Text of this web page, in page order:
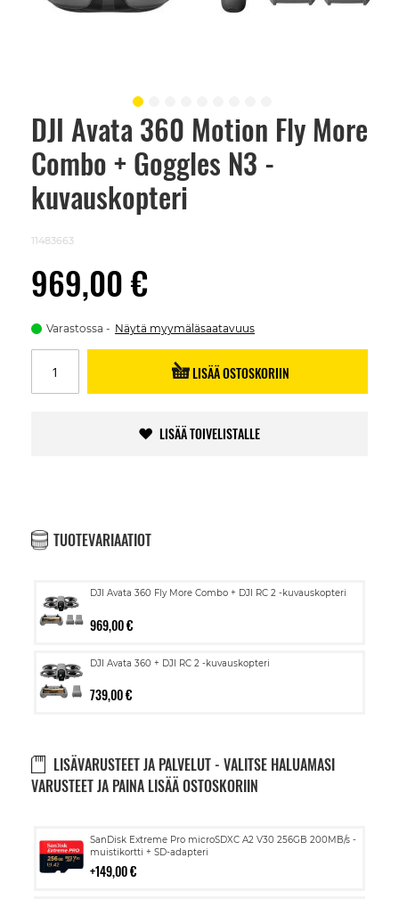
DJI Avata 360 Motion Fly More
Combo + Goggles N3 -
kuvauskopteri
11483663
969,00 €
Varastossa Näytä myymäläsaatavuus
LISÄÄ OSTOSKORIIN
LISÄÄ TOIVELISTALLE
TUOTEVARIAATIOT
DJI Avata 360 Fly More Combo + DJI RC 2 -kuvauskopteri
969,00 €
DJI Avata 360 + DJI RC 2 -kuvauskopteri
739,00 €
LISÄVARUSTEET JA PALVELUT - VALITSE HALUAMASI
VARUSTEET JA PAINA LISÄÄ OSTOSKORIIN
SanDisk Extreme Pro microSDXC A2 V30 256GB 200MB/s -
muistikortti + SD-adapteri
149,00 €
Lisää
ostoskoriin
Skip
beginning
images